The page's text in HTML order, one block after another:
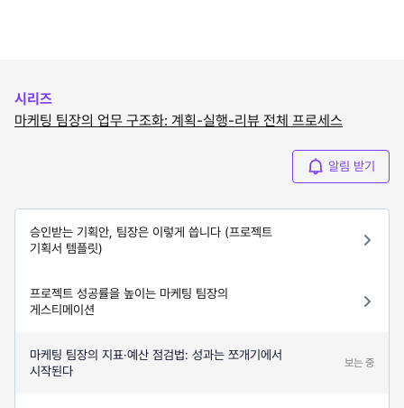
시리즈
마케팅 팀장의 업무 구조화: 계획-실행-리뷰 전체 프로세스
알림 받기
승인받는 기획안, 팀장은 이렇게 씁니다 (프로젝트
기획서 템플릿)
프로젝트 성공률을 높이는 마케팅 팀장의
게스티메이션
마케팅 팀장의 지표·예산 점검법: 성과는 쪼개기에서
시작된다
보는 중